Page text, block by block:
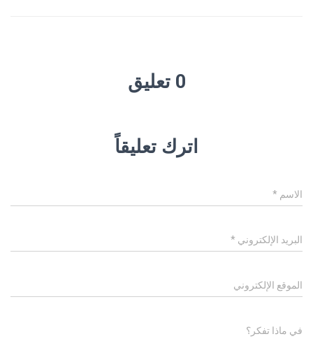
0 تعليق
اترك تعليقاً
الاسم *
البريد الإلكتروني *
الموقع الإلكتروني
في ماذا تفكر؟